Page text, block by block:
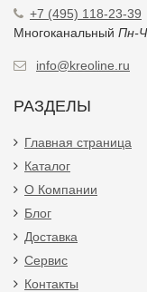
+7 (495) 118-23-39
Многоканальный Пн-
info@kreoline.ru
РАЗДЕЛЫ
Главная страница
Каталог
О Компании
Блог
Доставка
Сервис
Контакты